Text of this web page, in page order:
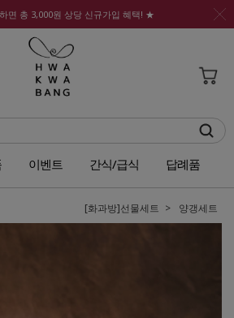
면 총 3,000원 상당 신규가입 혜택! ★
이벤트 간식/급식 답례품
[화과방]선물세트 양갱세트